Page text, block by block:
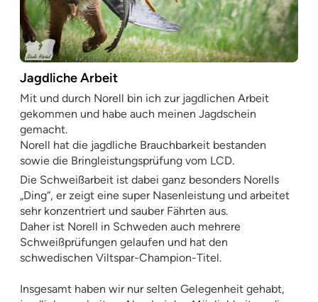
Jagdliche Arbeit
Mit und durch Norell bin ich zur jagdlichen Arbeit
gekommen und habe auch meinen Jagdschein
gemacht.
Norell hat die jagdliche Brauchbarkeit bestanden
sowie die Bringleistungsprüfung vom LCD.
Die Schweißarbeit ist dabei ganz besonders Norells
„Ding“, er zeigt eine super Nasenleistung und arbeitet
sehr konzentriert und sauber Fährten aus.
Daher ist Norell in Schweden auch mehrere
Schweißprüfungen gelaufen und hat den
schwedischen Viltspar-Champion-Titel.
Insgesamt haben wir nur selten Gelegenheit gehabt,